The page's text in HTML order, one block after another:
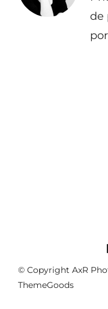
de
© Copyright AxR
ThemeGoods